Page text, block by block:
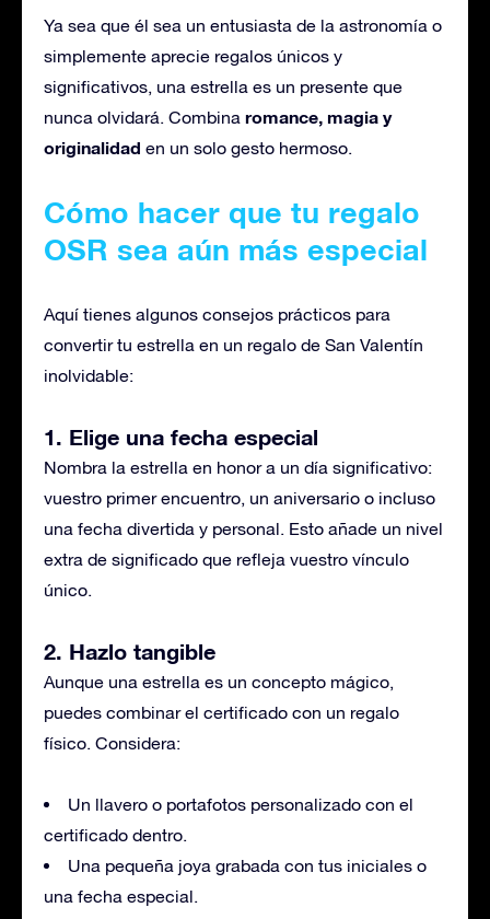
Ya sea que él sea un entusiasta de la astronomía o
simplemente aprecie regalos únicos y
significativos, una estrella es un presente que
nunca olvidará. Combina romance, magia y
originalidad en un solo gesto hermoso.
Cómo hacer que tu regalo
OSR sea aún más especial
Aquí tienes algunos consejos prácticos para
convertir tu estrella en un regalo de San Valentín
inolvidable:
1. Elige una fecha especial
Nombra la estrella en honor a un día significativo:
vuestro primer encuentro, un aniversario o incluso
una fecha divertida y personal. Esto añade un nivel
extra de significado que refleja vuestro vínculo
único.
2. Hazlo tangible
Aunque una estrella es un concepto mágico,
puedes combinar el certificado con un regalo
físico. Considera:
Un llavero o portafotos personalizado con el
certificado dentro.
Una pequeña joya grabada con tus iniciales o
una fecha especial.